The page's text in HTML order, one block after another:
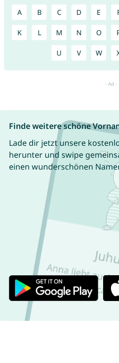
A B C D E
K L M N O
U V W
Finde weitere schöne
Lade dir jetzt unsere
herunter und swipe
einen wunderschönen